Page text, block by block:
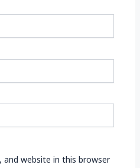
and website in this browser